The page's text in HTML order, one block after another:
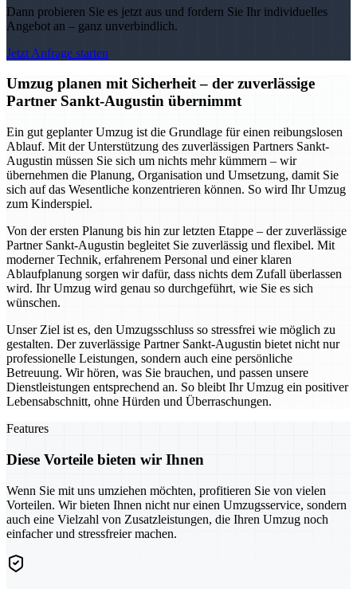
Dann probieren Sie es jetzt aus und fordern Sie Ihr individuelles
Angebot an – ganz unverbindlich.
Jetzt Anfrage starten
Umzug planen mit Sicherheit – der zuverlässige
Partner Sankt-Augustin übernimmt
Ein gut geplanter Umzug ist die Grundlage für einen reibungslosen
Ablauf. Mit der Unterstützung des zuverlässigen Partners Sankt-
Augustin müssen Sie sich um nichts mehr kümmern – wir
übernehmen die Planung, Organisation und Umsetzung, damit Sie
sich auf das Wesentliche konzentrieren können. So wird Ihr Umzug
zum Kinderspiel.
Von der ersten Planung bis hin zur letzten Etappe – der zuverlässige
Partner Sankt-Augustin begleitet Sie zuverlässig und flexibel. Mit
moderner Technik, erfahrenem Personal und einer klaren
Ablaufplanung sorgen wir dafür, dass nichts dem Zufall überlassen
wird. Ihr Umzug wird genau so durchgeführt, wie Sie es sich
wünschen.
Unser Ziel ist es, den Umzugsschluss so stressfrei wie möglich zu
gestalten. Der zuverlässige Partner Sankt-Augustin bietet nicht nur
professionelle Leistungen, sondern auch eine persönliche
Betreuung. Wir hören, was Sie brauchen, und passen unsere
Dienstleistungen entsprechend an. So bleibt Ihr Umzug ein positiver
Lebensabschnitt, ohne Hürden und Überraschungen.
Features
Diese Vorteile bieten wir Ihnen
Wenn Sie mit uns umziehen möchten, profitieren Sie von vielen
Vorteilen. Wir bieten Ihnen nicht nur einen Umzugsservice, sondern
auch eine Vielzahl von Zusatzleistungen, die Ihren Umzug noch
einfacher und stressfreier machen.